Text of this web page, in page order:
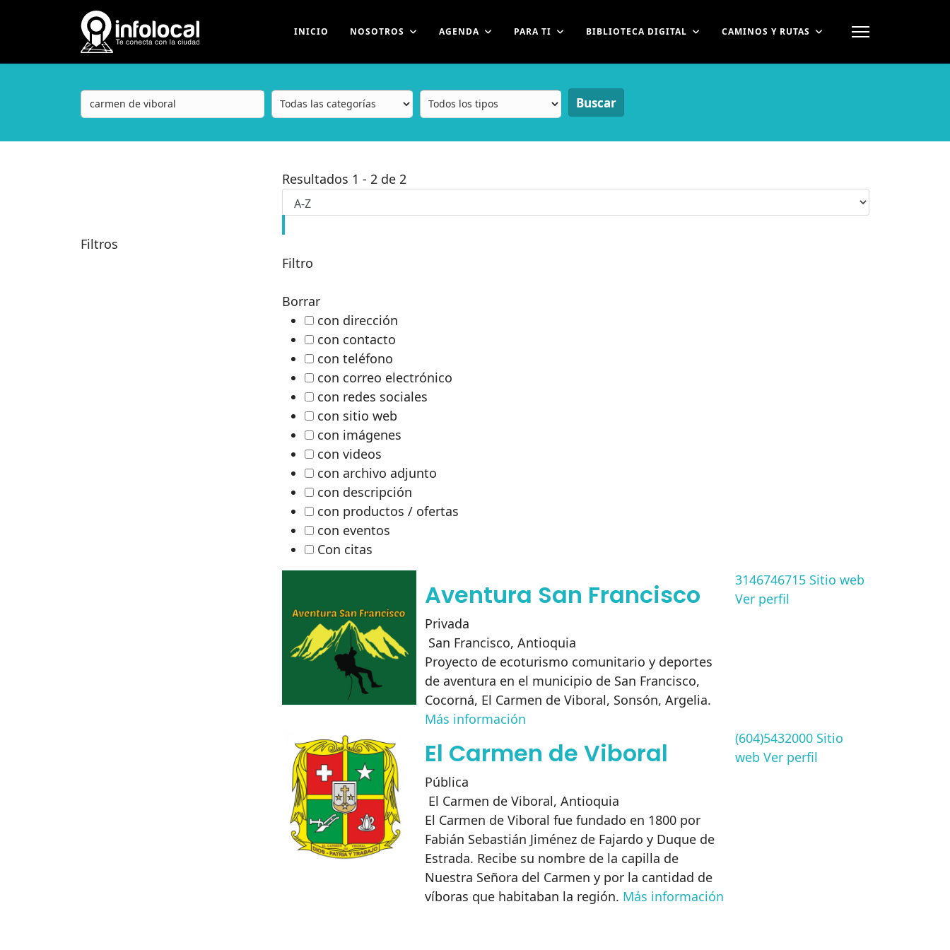
INICIO NOSOTROS AGENDA PARA TI BIBLIOTECA DIGITAL CAMINOS Y RUTAS
Buscar
Resultados 1 - 2 de 2
Filtros
Filtro
Borrar
con dirección
con contacto
con teléfono
con correo electrónico
con redes sociales
con sitio web
con imágenes
con videos
con archivo adjunto
con descripción
con productos / ofertas
con eventos
Con citas
Aventura San Francisco
Privada
San Francisco, Antioquia
Proyecto de ecoturismo comunitario y deportes
de aventura en el municipio de San Francisco,
Cocorná, El Carmen de Viboral, Sonsón, Argelia.
Más información
3146746715 Sitio web
Ver perfil
El Carmen de Viboral
Pública
El Carmen de Viboral, Antioquia
El Carmen de Viboral fue fundado en 1800 por
Fabián Sebastián Jiménez de Fajardo y Duque de
Estrada. Recibe su nombre de la capilla de
Nuestra Señora del Carmen y por la cantidad de
víboras que habitaban la región. Más información
(604)5432000 Sitio
web Ver perfil